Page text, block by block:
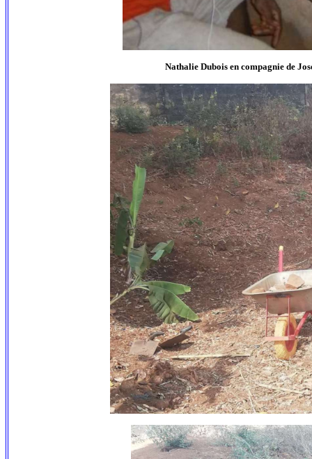
Nathalie Dubois en compagnie de